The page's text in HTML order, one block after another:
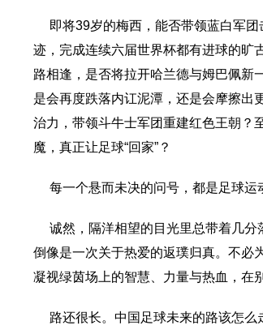
即将39岁的梅西，能否带领蓝白军
迹，完成连续六届世界杯都有进球的旷
路相逢，是否将拉开哈兰德与姆巴佩新
是会再度跌落内讧泥潭，还是会摩擦出
治力，带领斗牛士军团重建红色王朝？
魔，真正让足球“回家”？
每一个悬而未决的问号，都是足球运
诚然，隔洋相望的目光里总带着几分
倒像是一次关于热爱的返璞归真。不必
凝视绿茵场上的智慧、力量与热血，在
路还很长。中国足球未来的路该怎